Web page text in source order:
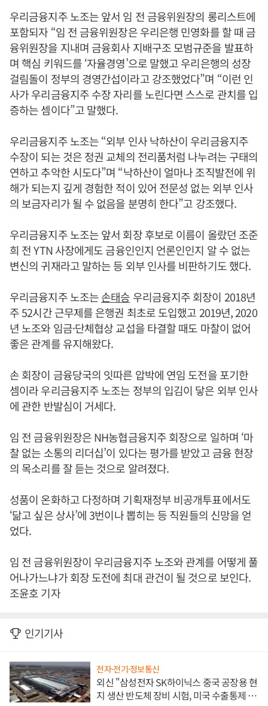
우리금융지주 노조는 앞서 임 전 금융위원장의 롱리스트에
포함되자 “임 전 금융위원장은 우리은행 민영화를 할 때 금
융위원장을 지내며 금융회사 지배구조 모범규준을 발표하
며 핵심 키워드를 ‘자율경영’으로 말했고 우리은행의 성장
걸림돌이 정부의 경영간섭이라고 강조했었다”며 “이런 인
사가 우리금융지주 수장 자리를 노린다면 스스로 관치를 입
증하는 셈이다”고 말했다.
우리금융지주 노조는 “외부 인사 낙하산이 우리금융지주
수장이 되는 것은 정권 교체의 전리품처럼 나누려는 구태의
연하고 추악한 시도다”며 “낙하산이 얼마나 조직발전에 위
해가 되는지 깊게 경험한 적이 있어 전문성 없는 외부 인사
의 보금자리가 될 수 없음을 분명히 한다”고 강조했다.
우리금융지주 노조는 앞서 회장 후보로 이름이 올랐던 조준
희 전 YTN 사장에게도 금융인인지 언론인인지 알 수 없는
변신의 귀재라고 말하는 등 외부 인사를 비판하기도 했다.
우리금융지주 노조는손태승 우리금융지주 회장이 2018년
주 52시간 근무제를 은행권 최초로 도입했고 2019년, 2020
년 노조와 임금·단체협상 교섭을 타결할 때도 마찰이 없어
좋은 관계를 유지해왔다.
손 회장이 금융당국의 잇따른 압박에 연임 도전을 포기한
셈이라 우리금융지주 노조는 정부의 입김이 닿은 외부 인사
에 관한 반발심이 거세다.
임 전 금융위원장은 NH농협금융지주 회장으로 일하며 ‘마
찰 없는 소통의 리더십’이 있다는 평가를 받았고 금융 현장
의 목소리를 잘 듣는 것으로 알려졌다.
성품이 온화하고 다정하며 기획재정부 비공개투표에서도
‘닮고 싶은 상사’에 3번이나 뽑히는 등 직원들의 신망을 얻
었다.
임 전 금융위원장이 우리금융지주 노조와 관계를 어떻게 풀
어나가느냐가 회장 도전에 최대 관건이 될 것으로 보인다.
조윤호 기자
인기기사
전자·전기·정보통신
외신 "삼성전자 SK하이닉스 중국 공장용 현
지 생산 반도체 장비 시험, 미국 수출통제 대